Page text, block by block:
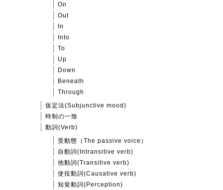
On
Out
In
Into
To
Up
Down
Beneath
Through
仮定法(Subjunctive mood)
時制の一致
動詞(Verb)
受動態（The passive voice）
自動詞(Intransitive verb)
他動詞(Transitive verb)
使役動詞(Causative verb)
知覚動詞(Perception)